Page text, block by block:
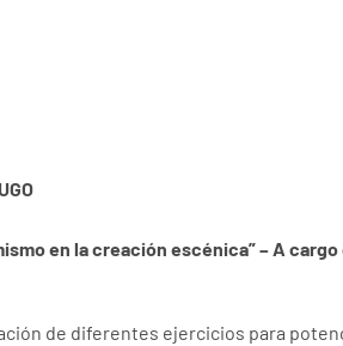
en la creación escénica” – A
de diferentes ejercicios para